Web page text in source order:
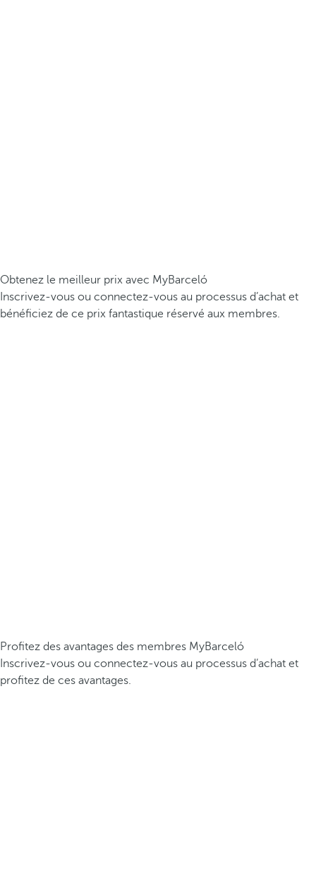
Obtenez le meilleur prix avec MyBarceló
Inscrivez-vous ou connectez-vous au processus d’achat et
bénéficiez de ce prix fantastique réservé aux membres.
Profitez des avantages des membres MyBarceló
Inscrivez-vous ou connectez-vous au processus d’achat et
profitez de ces avantages.